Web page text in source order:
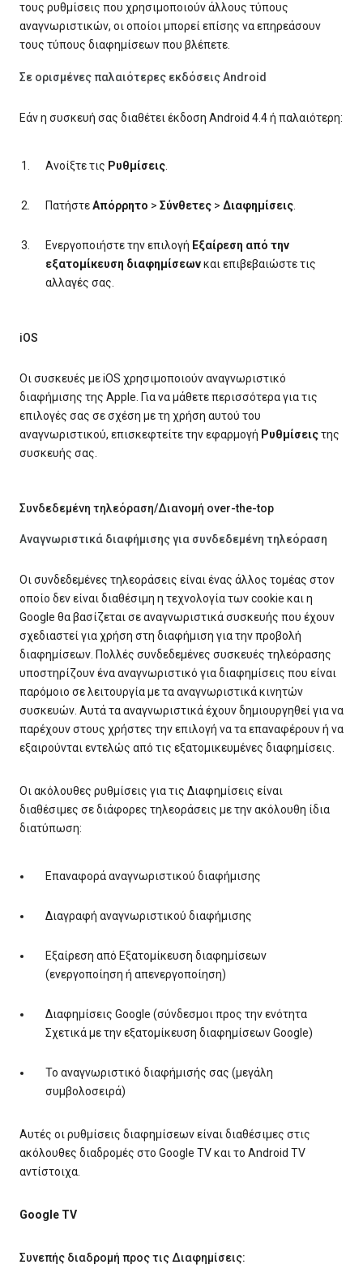
τους ρυθμίσεις που χρησιμοποιούν άλλους τύπους
αναγνωριστικών, οι οποίοι μπορεί επίσης να επηρεάσουν
τους τύπους διαφημίσεων που βλέπετε.
Σε ορισμένες παλαιότερες εκδόσεις Android
Εάν η συσκευή σας διαθέτει έκδοση Android 4.4 ή παλαιότερη:
Ανοίξτε τις Ρυθμίσεις.
ΠατήστεΑπόρρητο > Σύνθετες > Διαφημίσεις.
Ενεργοποιήστε την επιλογή Εξαίρεση από την
εξατομίκευση διαφημίσεωνκαι επιβεβαιώστε τις
αλλαγές σας.
iOS
Οι συσκευές με iOS χρησιμοποιούν αναγνωριστικό
διαφήμισης της Apple. Για να μάθετε περισσότερα για τις
επιλογές σας σε σχέση με τη χρήση αυτού του
αναγνωριστικού, επισκεφτείτε την εφαρμογή Ρυθμίσειςτης
συσκευής σας.
Συνδεδεμένη τηλεόραση/Διανομή over-the-top
Αναγνωριστικά διαφήμισης για συνδεδεμένη τηλεόραση
Οι συνδεδεμένες τηλεοράσεις είναι ένας άλλος τομέας στον
οποίο δεν είναι διαθέσιμη η τεχνολογία των cookie και η
Google θα βασίζεται σε αναγνωριστικά συσκευής που έχουν
σχεδιαστεί για χρήση στη διαφήμιση για την προβολή
διαφημίσεων. Πολλές συνδεδεμένες συσκευές τηλεόρασης
υποστηρίζουν ένα αναγνωριστικό για διαφημίσεις που είναι
παρόμοιο σε λειτουργία με τα αναγνωριστικά κινητών
συσκευών. Αυτά τα αναγνωριστικά έχουν δημιουργηθεί για να
παρέχουν στους χρήστες την επιλογή να τα επαναφέρουν ή να
εξαιρούνται εντελώς από τις εξατομικευμένες διαφημίσεις.
Οι ακόλουθες ρυθμίσεις για τις Διαφημίσεις είναι
διαθέσιμες σε διάφορες τηλεοράσεις με την ακόλουθη ίδια
διατύπωση:
Επαναφορά αναγνωριστικού διαφήμισης
Διαγραφή αναγνωριστικού διαφήμισης
Εξαίρεση από Εξατομίκευση διαφημίσεων
(ενεργοποίηση ή απενεργοποίηση)
Διαφημίσεις Google (σύνδεσμοι προς την ενότητα
Σχετικά με την εξατομίκευση διαφημίσεων Google)
Το αναγνωριστικό διαφήμισής σας (μεγάλη
συμβολοσειρά)
Αυτές οι ρυθμίσεις διαφημίσεων είναι διαθέσιμες στις
ακόλουθες διαδρομές στο Google TV και το Android TV
αντίστοιχα.
Google TV
Συνεπής διαδρομή προς τις Διαφημίσεις: